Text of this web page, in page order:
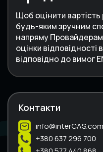
Щоб оцінити вартість
будь-яким зручним
напряму
оцінки
відповідно до вимог
Контакти
+380 637 296 700